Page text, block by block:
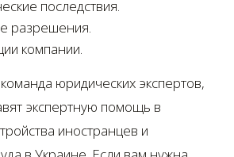
последствия.
разрешения.
компании.
юридических экспертов,
экспертную помощь в
иностранцев и